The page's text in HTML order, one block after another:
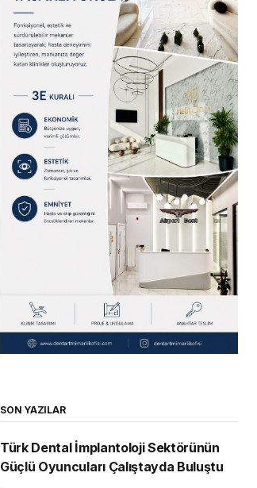
SON YAZILAR
Türk Dental İmplantoloji Sektörünün
Güçlü Oyuncuları Çalıştayda Buluştu